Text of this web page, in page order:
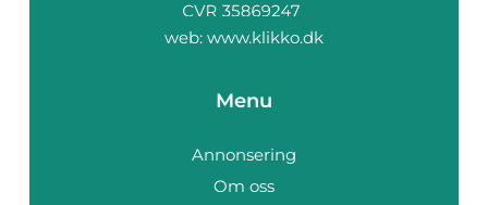
web: www.klikko.dk
Menu
Annonsering
Om oss